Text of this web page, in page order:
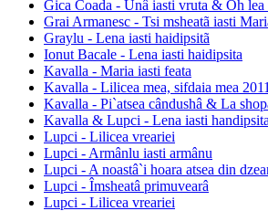
Gica Coada - Unâ iasti vruta & Oh lea
Grai Armanesc - Tsi msheatã iasti
Graylu - Lena iasti haidipsitã
Ionut Bacale - Lena iasti haidipsita
Kavalla - Maria iasti feata
Kavalla - Lilicea mea, sifdaia mea 2011
Kavalla - Pi`atsea cândushâ & La
Kavalla & Lupci - Lena iasti handipsita
Lupci - Lilicea vreariei
Lupci - Armânlu iasti armânu
Lupci - A noastâ`i hoara atsea din
Lupci - Îmsheatâ primuvearâ
Lupci - Lilicea vreariei